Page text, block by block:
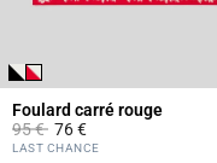
Foulard carré rouge
Prix réduit à partir de
95 €à76 €
4,8 out of 5 Customer Rating
LAST CHANCE